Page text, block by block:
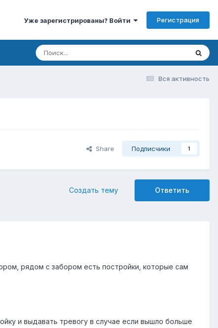
Уже зарегистрированы? Войти Регистрация
Вся активность
Share Подписчики 1
Ответить
Создать тему
рядом с забором есть постройки, которые сам
и выдавать тревогу в случае если вышло больше